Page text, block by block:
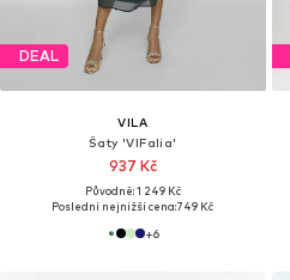
DEAL
VILA
Šaty 'VIFalia'
937 Kč
Původně: 1 249 Kč
Poslední nejnižší cena:749 Kč
+6